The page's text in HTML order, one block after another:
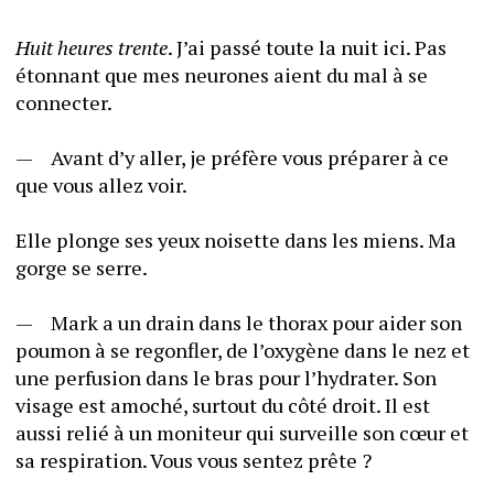
Huit heures trente. J’ai passé toute la nuit ici. Pas
étonnant que mes neurones aient du mal à se
—	Avant d’y aller, je préfère vous préparer à ce
Elle plonge ses yeux noisette dans les miens. Ma
gorge se serre.
—	Mark a un drain dans le thorax pour aider son
poumon à se regonfler, de l’oxygène dans le nez et
une perfusion dans le bras pour l’hydrater. Son
visage est amoché, surtout du côté droit. Il est
aussi relié à un moniteur qui surveille son cœur et
sa respiration. Vous vous sentez prête ?